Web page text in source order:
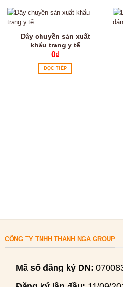
Dây chuyền sản xuất
khẩu trang y tế
0₫
ĐỌC TIẾP
CÔNG TY TNHH THANH NGA GROUP
Mã số đăng ký DN: